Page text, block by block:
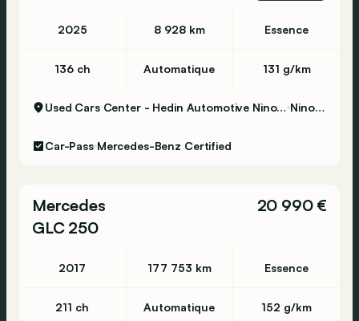
2025 8 928 km Essence
136 ch Automatique 131 g/km
Used Cars Center - Hedin Automotive Ninove Ninove
Car-Pass Mercedes-Benz Certified
Mercedes
GLC 250
20 990 €
2017 177 753 km Essence
211 ch Automatique 152 g/km